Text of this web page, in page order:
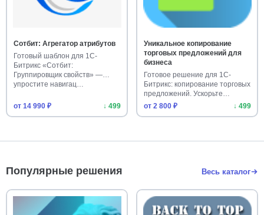
Сотбит: Агрегатор атрибутов
Готовый шаблон для 1С-
Битрикс «Сотбит:
Группировщик свойств» —
упростите навигац…
от 14 990 ₽ ↓ 499
Уникальное копирование
торговых предложений для
бизнеса
Готовое решение для 1С-
Битрикс: копирование торговых
предложений. Ускорьте
напол…
от 2 800 ₽ ↓ 499
Популярные решения Весь каталог